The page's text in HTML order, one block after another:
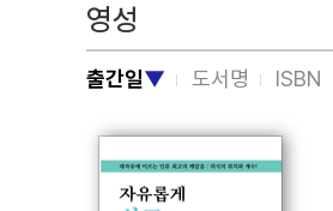
영성
출간일▼ 도서명 ISBN